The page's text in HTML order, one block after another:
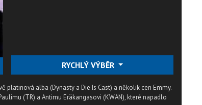
RYCHLÝ VÝBĚR
platinová alba (Dynasty a Die Is Cast) a několik cen Emmy.
(TR) a Antimu Eräkangasovi (KWAN), které napadlo